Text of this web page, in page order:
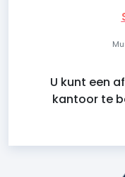
U kunt een
kantoor te